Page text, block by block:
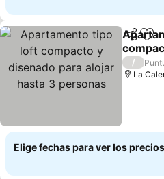
para
/
La
Elige fechas para ver los